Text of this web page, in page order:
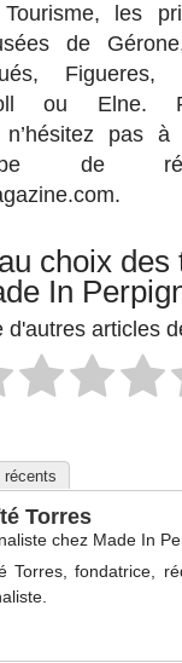
les
de
Figueres,
ou Elne.
n’hésitez pas
de
choix des
In
d'autres articles
Torres
chez Made In
Torres, fondatrice,